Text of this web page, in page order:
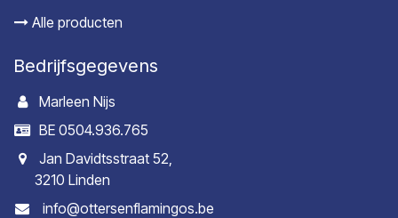
Alle producten
Bedrijfsgegevens
Marleen Nijs
BE 0504.936.765
Jan Davidtsstraat 52,
3210 Linden
info@ottersenflamingos.be